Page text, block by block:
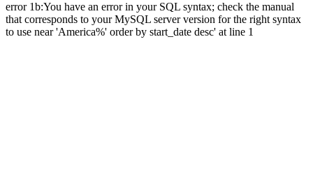
error 1b:You have an error in your SQL syntax; check the manual
that corresponds to your MySQL server version for the right syntax
to use near 'America%' order by start_date desc' at line 1